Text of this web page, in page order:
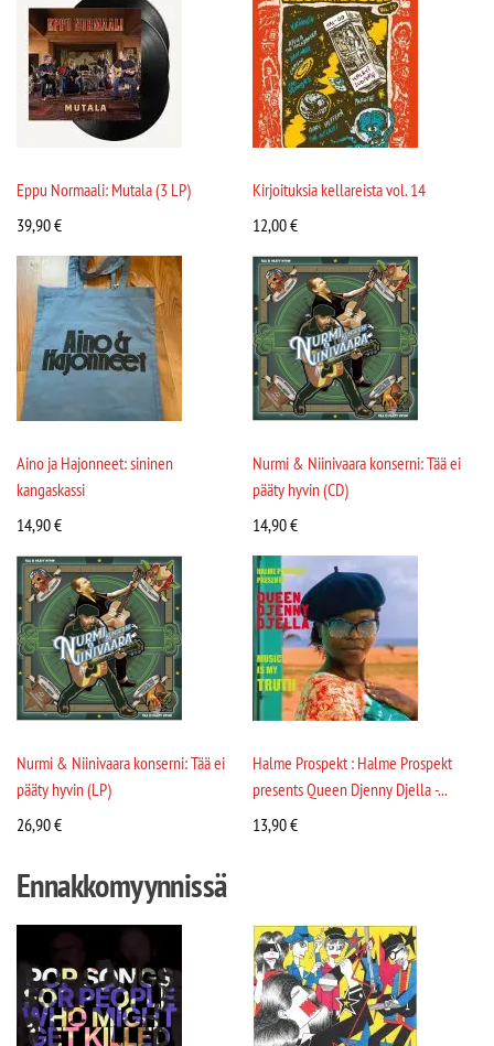
Eppu Normaali: Mutala (3 LP)
39,90€
Kirjoituksia kellareista vol. 14
12,00€
Aino ja Hajonneet: sininen
kangaskassi
14,90€
Nurmi & Niinivaara konserni: Tää ei
pääty hyvin (CD)
14,90€
Nurmi & Niinivaara konserni: Tää ei
pääty hyvin (LP)
26,90€
Halme Prospekt : Halme Prospekt
presents Queen Djenny Djella -...
13,90€
Ennakkomyynnissä